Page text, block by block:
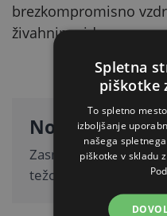
brezkompromisno
živahnim videzom.
Nosilnost
Zasnovano posebej
težo do 62 kg.
Spletna
piškotke
To spletno
izboljšanje
našega
piškotke v skladu